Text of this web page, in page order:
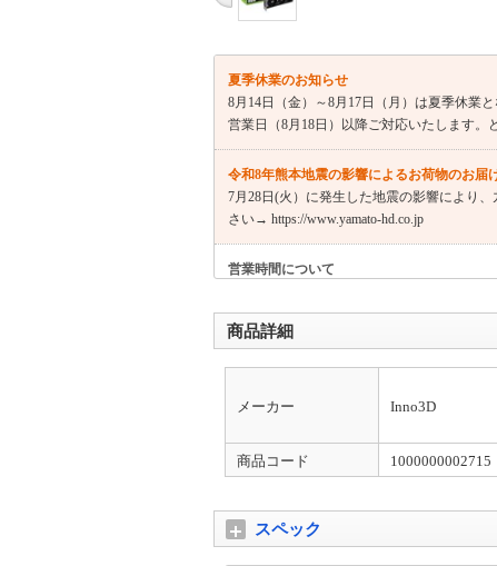
夏季休業のお知らせ
8月14日（金）～8月17日（月）は夏季休業
営業日（8月18日）以降ご対応いたします。
令和8年熊本地震の影響によるお荷物のお届
7月28日(火）に発生した地震の影響により
さい→ https://www.yamato-hd.co.jp
営業時間について
2営業日かかる場合がございます。
適格請求書（インボイス）について
納品書、請求書、領収書がインボイス対応
[登録番号：T3010001068958 興隆商事株式会
領収書について
出荷完了メールに領収書発行用のURLリン
商品詳細
メーカー Inno3D
商品コード
1000000002715
スペック